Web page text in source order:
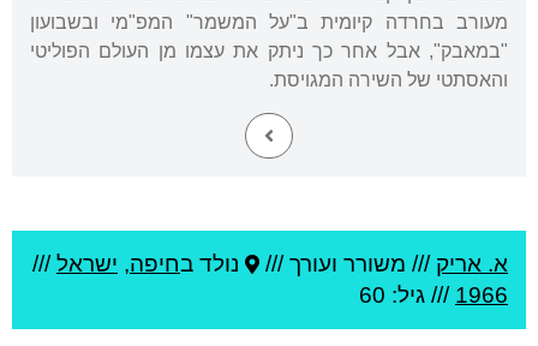
מעורב בחרדה קיומית ב"על המשמר" המפ"מי ובשבועון
"במאבק", אבל אחר כך ניתק את עצמו מן העולם הפוליטי
והאסתטי של השירה המגויסת.
א. אריק /// משורר ועורך /// נולד בחיפה, ישראל///
1966 /// גיל: 60